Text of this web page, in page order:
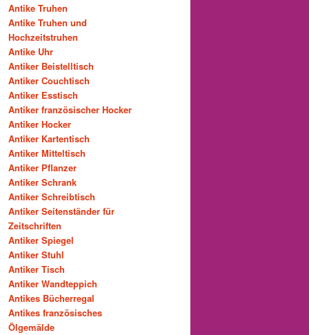
Antike Truhen
Antike Truhen und
Hochzeitstruhen
Antike Uhr
Antiker Beistelltisch
Antiker Couchtisch
Antiker Esstisch
Antiker französischer Hocker
Antiker Hocker
Antiker Kartentisch
Antiker Mitteltisch
Antiker Pflanzer
Antiker Schrank
Antiker Schreibtisch
Antiker Seitenständer für
Zeitschriften
Antiker Spiegel
Antiker Stuhl
Antiker Tisch
Antiker Wandteppich
Antikes Bücherregal
Antikes französisches
Ölgemälde